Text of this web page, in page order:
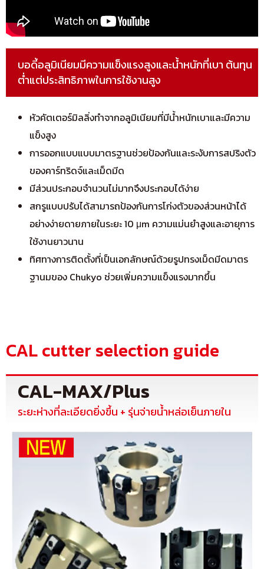
บอดี้อลูมิเนียมมีความแข็งแรงสูงและน้ำหนักที่เบา ต้นทุน
ต่ำแต่ประสิทธิภาพในการใช้งานสูง
หัวคัตเตอร์มิลลิ่งทำจากอลูมิเนียมที่มีน้ำหนักเบาและมีความ
แข็งสูง
การออกแบบแบบมาตรฐานช่วยป้องกันและระงับการสปริงตัว
ของคาร์ทริดจ์และเม็ดมีด
มีส่วนประกอบจำนวนไม่มากจึงประกอบได้ง่าย
สกรูแบบปรับได้สามารถป้องกันการโก่งตัวของส่วนหน้าได้
อย่างง่ายดายภายในระยะ 10 μm ความแม่นยำสูงและอายุการ
ใช้งานยาวนาน
ทิศทางการติดตั้งที่เป็นเอกลักษณ์ด้วยรูปทรงเม็ดมีดมาตร
ฐานมของ Chukyo ช่วยเพิ่มความแข็งแรงมากขึ้น
CAL cutter selection guide
CAL-MAX/Plus
ระยะห่างที่ละเอียดยิ่งขึ้น + รุ่นจ่ายน้ำหล่อเย็นภายใน